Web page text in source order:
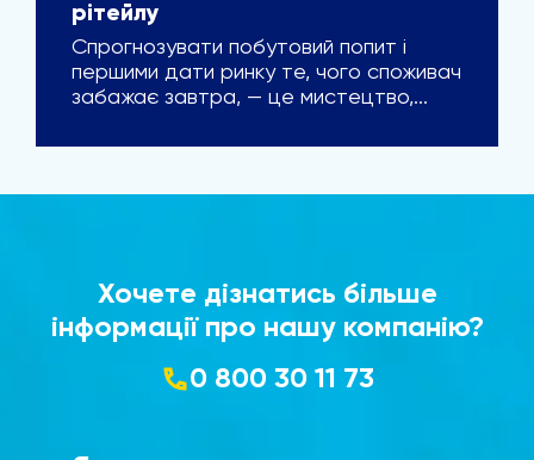
рітейлу
Спрогнозувати побутовий попит і
першими дати ринку те, чого споживач
забажає завтра, — це мистецтво,...
Хочете дізнатись більше
інформації про нашу компанію?
0 800 30 11 73